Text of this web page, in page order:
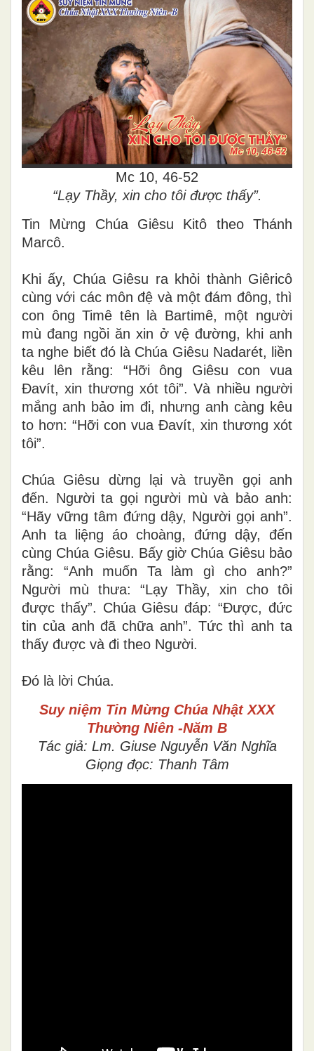
Mc 10, 46-52
“Lạy Thầy, xin cho tôi được thấy”.
Tin Mừng Chúa Giêsu Kitô theo Thánh
Marcô.
Khi ấy, Chúa Giêsu ra khỏi thành Giêricô
cùng với các môn đệ và một đám đông, thì
con ông Timê tên là Bartimê, một người
mù đang ngồi ăn xin ở vệ đường, khi anh
ta nghe biết đó là Chúa Giêsu Nadarét, liền
kêu lên rằng: “Hỡi ông Giêsu con vua
Ðavít, xin thương xót tôi”. Và nhiều người
mắng anh bảo im đi, nhưng anh càng kêu
to hơn: “Hỡi con vua Ðavít, xin thương xót
tôi”.
Chúa Giêsu dừng lại và truyền gọi anh
đến. Người ta gọi người mù và bảo anh:
“Hãy vững tâm đứng dậy, Người gọi anh”.
Anh ta liệng áo choàng, đứng dậy, đến
cùng Chúa Giêsu. Bấy giờ Chúa Giêsu bảo
rằng: “Anh muốn Ta làm gì cho anh?”
Người mù thưa: “Lạy Thầy, xin cho tôi
được thấy”. Chúa Giêsu đáp: “Ðược, đức
tin của anh đã chữa anh”. Tức thì anh ta
thấy được và đi theo Người.
Ðó là lời Chúa.
Suy niệm Tin Mừng Chúa Nhật XXX
Thường Niên -Năm B
Tác giả: Lm. Giuse Nguyễn Văn Nghĩa
Giọng đọc: Thanh Tâm